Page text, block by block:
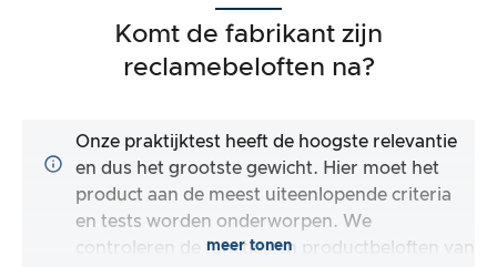
Komt de fabrikant zijn
reclamebeloften na?
Onze praktijktest heeft de hoogste relevantie
en dus het grootste gewicht. Hier moet het
product aan de meest uiteenlopende criteria
en tests worden onderworpen. We
controleren de functies en productbeloften van
meer tonen